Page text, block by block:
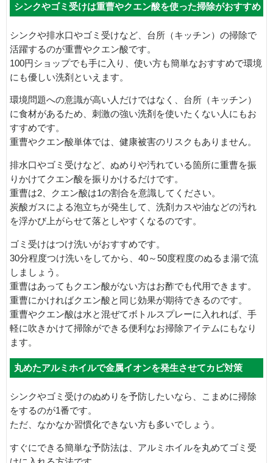
シンクやゴミ受けは重曹やクエン酸を使った掃除がおすすめ
シンクや排水口やゴミ受けなど、台所（キッチン）の掃除で
活躍するのが重曹やクエン酸です。
100円ショップでも手に入り、使い方も簡単なおすすめで環境
にも優しい洗剤といえます。
環境問題への意識が高い人だけではなく、台所（キッチン）
に食材があるため、刺激の強い洗剤を使いたくない人にもお
すすめです。
重曹やクエン酸単体では、健康被害のリスクもありません。
排水口やゴミ受けなど、ぬめりや汚れている箇所に重曹を振
りかけてクエン酸を振りかけるだけです。
重曹は2、クエン酸は1の割合を意識してください。
炭酸ガスによる泡立ちが発生して、洗剤カスや油などの汚れ
を浮かび上がらせて落としやすくなるのです。
ゴミ受けはつけ洗いがおすすめです。
30分程度つけ洗いをしてから、40～50度程度のぬるま湯で流
しましょう。
重曹はあってもクエン酸がない方はお酢でも代用できます。
重曹にかければクエン酸と同じ効果が期待できるのです。
重曹やクエン酸は水と混ぜてボトルスプレーに入れれば、手
軽に吹きかけて掃除ができる便利なお掃除アイテムにもなり
ます。
丸めたアルミホイルで金属イオンを発生させてカビ対策
シンクやゴミ受けのぬめりを予防したいなら、こまめに掃除
をするのが1番です。
ただ、なかなか習慣化できない方も多いでしょう。
すぐにできる簡単な予防法は、アルミホイルを丸めてゴミ受